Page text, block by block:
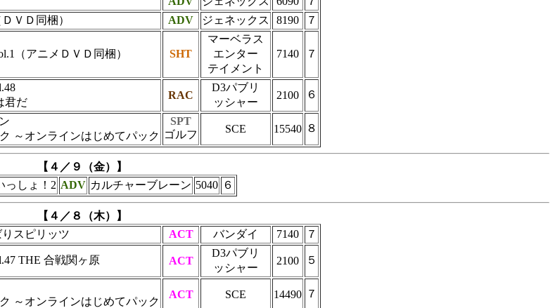
ＶＤ同梱） ADV ジェネックス 8190 ７
（アニメＤＶＤ同梱） SHT
マーベラス
エンター
テイメント
7140 ７
君だ
RAC
D3パブリ
ッシャー
2100 ６
～オンラインはじめてパック
SPT
ゴルフ
SCE 15540 ８
【４／９（金）】
っしょ！2 ADV カルチャーブレーン 5040 ６
【４／８（木）】
スピリッツ ACT バンダイ 7140 ７
THE 合戦関ヶ原 ACT
D3パブリ
ッシャー
2100 ５
～オンラインはじめてパック
ACT SCE 14490 ７